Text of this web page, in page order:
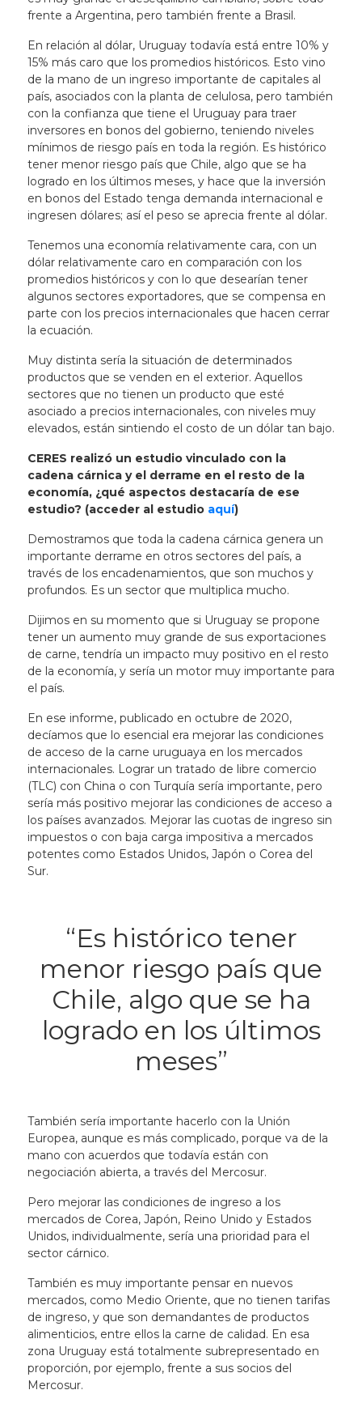
frente a Argentina, pero también frente a Brasil.
En relación al dólar, Uruguay todavía está entre 10% y
15% más caro que los promedios históricos. Esto vino
de la mano de un ingreso importante de capitales al
país, asociados con la planta de celulosa, pero también
con la confianza que tiene el Uruguay para traer
inversores en bonos del gobierno, teniendo niveles
mínimos de riesgo país en toda la región. Es histórico
tener menor riesgo país que Chile, algo que se ha
logrado en los últimos meses, y hace que la inversión
en bonos del Estado tenga demanda internacional e
ingresen dólares; así el peso se aprecia frente al dólar.
Tenemos una economía relativamente cara, con un
dólar relativamente caro en comparación con los
promedios históricos y con lo que desearían tener
algunos sectores exportadores, que se compensa en
parte con los precios internacionales que hacen cerrar
la ecuación.
Muy distinta sería la situación de determinados
productos que se venden en el exterior. Aquellos
sectores que no tienen un producto que esté
asociado a precios internacionales, con niveles muy
elevados, están sintiendo el costo de un dólar tan bajo.
CERES realizó un estudio vinculado con la
cadena cárnica y el derrame en el resto de la
economía, ¿qué aspectos destacaría de ese
estudio? (acceder al estudio aquí)
Demostramos que toda la cadena cárnica genera un
importante derrame en otros sectores del país, a
través de los encadenamientos, que son muchos y
profundos. Es un sector que multiplica mucho.
Dijimos en su momento que si Uruguay se propone
tener un aumento muy grande de sus exportaciones
de carne, tendría un impacto muy positivo en el resto
de la economía, y sería un motor muy importante para
el país.
En ese informe, publicado en octubre de 2020,
decíamos que lo esencial era mejorar las condiciones
de acceso de la carne uruguaya en los mercados
internacionales. Lograr un tratado de libre comercio
(TLC) con China o con Turquía sería importante, pero
sería más positivo mejorar las condiciones de acceso a
los países avanzados. Mejorar las cuotas de ingreso sin
impuestos o con baja carga impositiva a mercados
potentes como Estados Unidos, Japón o Corea del
Sur.
“Es histórico tener
menor riesgo país que
Chile, algo que se ha
logrado en los últimos
meses”
También sería importante hacerlo con la Unión
Europea, aunque es más complicado, porque va de la
mano con acuerdos que todavía están con
negociación abierta, a través del Mercosur.
Pero mejorar las condiciones de ingreso a los
mercados de Corea, Japón, Reino Unido y Estados
Unidos, individualmente, sería una prioridad para el
sector cárnico.
También es muy importante pensar en nuevos
mercados, como Medio Oriente, que no tienen tarifas
de ingreso, y que son demandantes de productos
alimenticios, entre ellos la carne de calidad. En esa
zona Uruguay está totalmente subrepresentado en
proporción, por ejemplo, frente a sus socios del
Mercosur.